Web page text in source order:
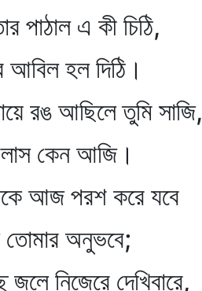
পাঠাল এ কী চিঠি,
হল দিঠি।
রঙ আছিলে তুমি সাজি,
কেন আজি।
আজ পরশ করে যবে
অনুভবে;
নিজেরে দেখিবারে,